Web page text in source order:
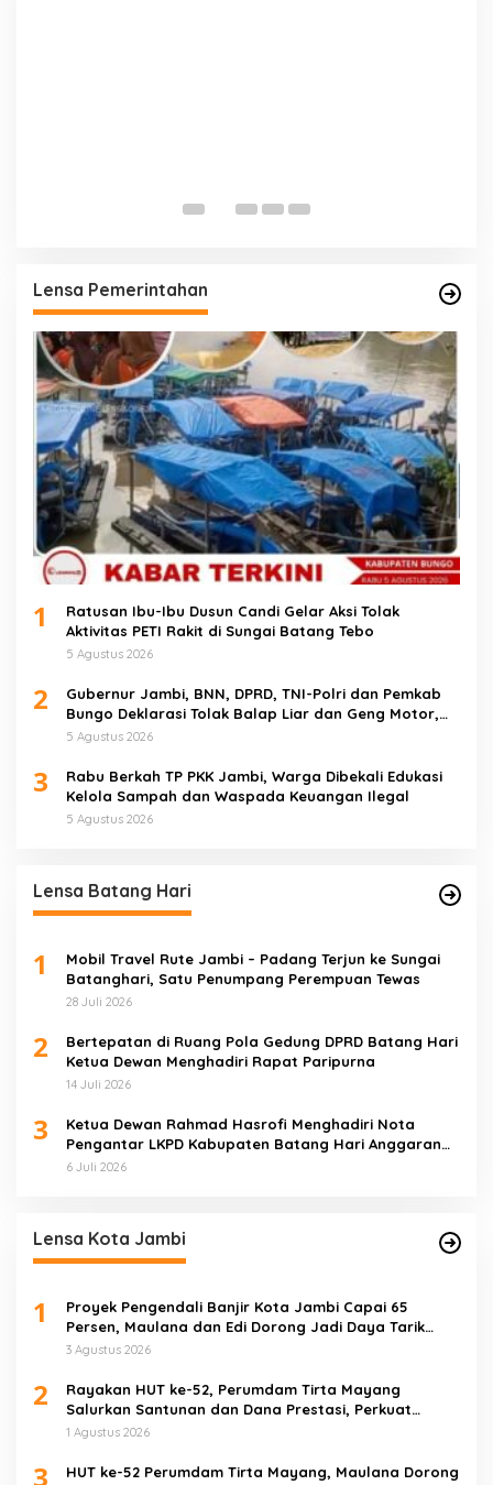
Lensa Pemerintahan
1
Ratusan Ibu-Ibu Dusun Candi Gelar Aksi Tolak
Aktivitas PETI Rakit di Sungai Batang Tebo
5 Agustus 2026
2
Gubernur Jambi, BNN, DPRD, TNI-Polri dan Pemkab
Bungo Deklarasi Tolak Balap Liar dan Geng Motor,
Semua Elemen Bersatu Lindungi Generasi Muda
5 Agustus 2026
3
Rabu Berkah TP PKK Jambi, Warga Dibekali Edukasi
Kelola Sampah dan Waspada Keuangan Ilegal
5 Agustus 2026
Lensa Batang Hari
1
Mobil Travel Rute Jambi – Padang Terjun ke Sungai
Batanghari, Satu Penumpang Perempuan Tewas
28 Juli 2026
2
Bertepatan di Ruang Pola Gedung DPRD Batang Hari
Ketua Dewan Menghadiri Rapat Paripurna
14 Juli 2026
3
Ketua Dewan Rahmad Hasrofi Menghadiri Nota
Pengantar LKPD Kabupaten Batang Hari Anggaran
2025
6 Juli 2026
Lensa Kota Jambi
1
Proyek Pengendali Banjir Kota Jambi Capai 65
Persen, Maulana dan Edi Dorong Jadi Daya Tarik
Wisata
3 Agustus 2026
2
Rayakan HUT ke-52, Perumdam Tirta Mayang
Salurkan Santunan dan Dana Prestasi, Perkuat
Komitmen Tingkatkan Pelayanan
1 Agustus 2026
3
HUT ke-52 Perumdam Tirta Mayang, Maulana Dorong